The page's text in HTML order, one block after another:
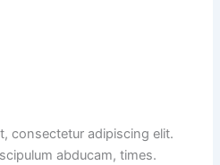
consectetur adipiscing elit.
abducam, times.